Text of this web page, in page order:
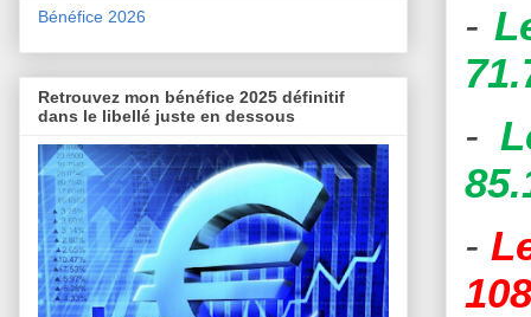
-
-
-
Bénéfice 2026
Retrouvez mon bénéfice 2025 définitif
dans le libellé juste en dessous